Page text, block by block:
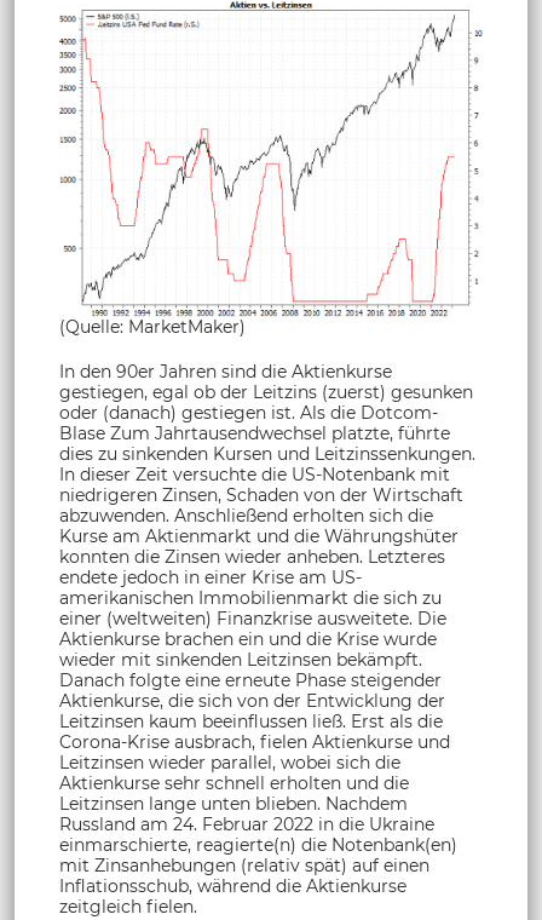
(Quelle: MarketMaker)
In den 90er Jahren sind die Aktienkurse
gestiegen, egal ob der Leitzins (zuerst) gesunken
oder (danach) gestiegen ist. Als die Dotcom-
Blase Zum Jahrtausendwechsel platzte, führte
dies zu sinkenden Kursen und Leitzinssenkungen.
In dieser Zeit versuchte die US-Notenbank mit
niedrigeren Zinsen, Schaden von der Wirtschaft
abzuwenden. Anschließend erholten sich die
Kurse am Aktienmarkt und die Währungshüter
konnten die Zinsen wieder anheben. Letzteres
endete jedoch in einer Krise am US-
amerikanischen Immobilienmarkt die sich zu
einer (weltweiten) Finanzkrise ausweitete. Die
Aktienkurse brachen ein und die Krise wurde
wieder mit sinkenden Leitzinsen bekämpft.
Danach folgte eine erneute Phase steigender
Aktienkurse, die sich von der Entwicklung der
Leitzinsen kaum beeinflussen ließ. Erst als die
Corona-Krise ausbrach, fielen Aktienkurse und
Leitzinsen wieder parallel, wobei sich die
Aktienkurse sehr schnell erholten und die
Leitzinsen lange unten blieben. Nachdem
Russland am 24. Februar 2022 in die Ukraine
einmarschierte, reagierte(n) die Notenbank(en)
mit Zinsanhebungen (relativ spät) auf einen
Inflationsschub, während die Aktienkurse
zeitgleich fielen.